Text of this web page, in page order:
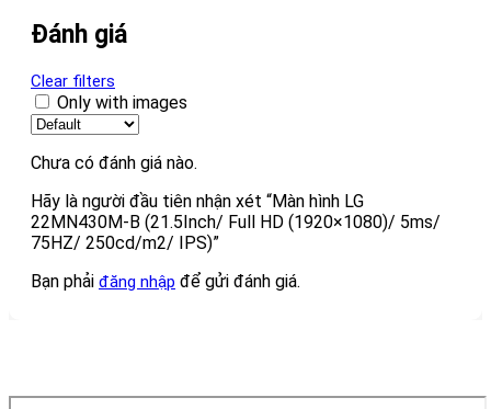
Đánh giá
Clear filters
Only with images
Chưa có đánh giá nào.
Hãy là người đầu tiên nhận xét “Màn hình LG
22MN430M-B (21.5Inch/ Full HD (1920×1080)/ 5ms/
75HZ/ 250cd/m2/ IPS)”
Bạn phải đăng nhập để gửi đánh giá.